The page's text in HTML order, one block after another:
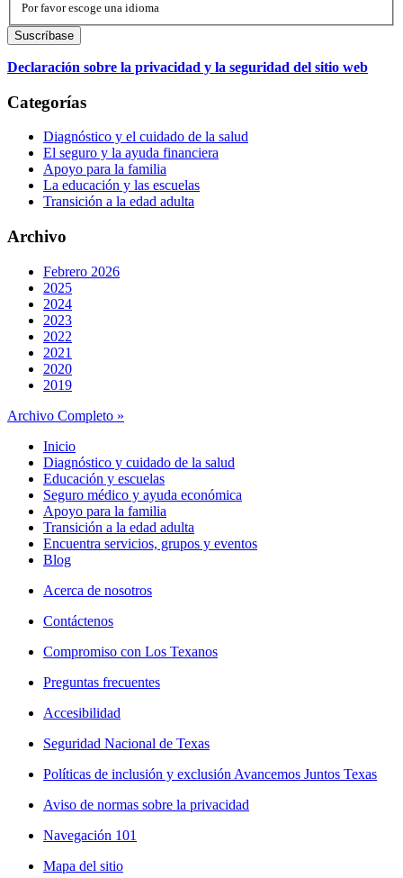
Por favor escoge una idioma
Declaración sobre la privacidad y la seguridad del sitio web
Categorías
Diagnóstico y el cuidado de la salud
El seguro y la ayuda financiera
Apoyo para la familia
La educación y las escuelas
Transición a la edad adulta
Archivo
Febrero 2026
2025
2024
2023
2022
2021
2020
2019
Archivo Completo »
Inicio
Diagnóstico y cuidado de la salud
Educación y escuelas
Seguro médico y ayuda económica
Apoyo para la familia
Transición a la edad adulta
Encuentra servicios, grupos y eventos
Blog
Acerca de nosotros
Contáctenos
Compromiso con Los Texanos
Preguntas frecuentes
Accesibilidad
Seguridad Nacional de Texas
Políticas de inclusión y exclusión Avancemos Juntos Texas
Aviso de normas sobre la privacidad
Navegación 101
Mapa del sitio